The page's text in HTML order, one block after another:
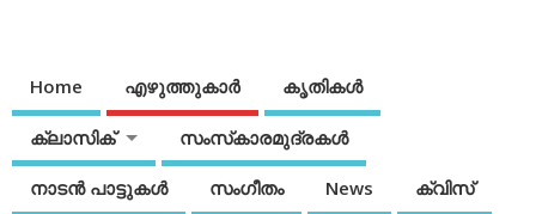
Home എഴുത്തുകാര്‍ കൃതികൾ
ക്ലാസിക് സംസ്‌കാരമുദ്രകള്‍
നാടന്‍ പാട്ടുകള്‍ സംഗീതം News ക്വിസ്